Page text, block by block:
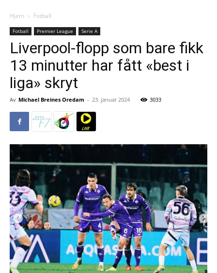
Hjem Fotball
Fotball Premier League Serie A
Liverpool-flopp som bare fikk
13 minutter har fått «best i
liga» skryt
Av Michael Breines Oredam - 23. januar 2024 3033